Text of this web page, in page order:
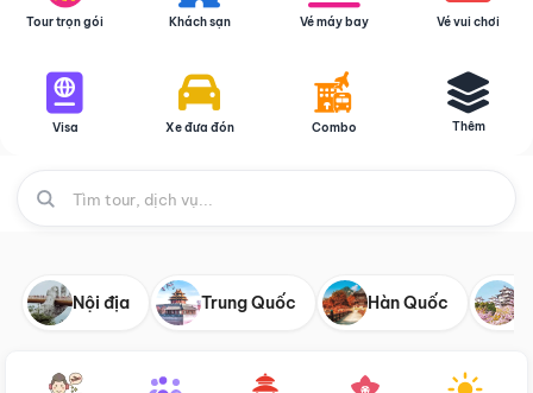
Tour trọn gói Khách sạn Vé máy bay Vé vui chơi
Visa Xe đưa đón Combo Thêm
Nội địa Trung Quốc Hàn Quốc